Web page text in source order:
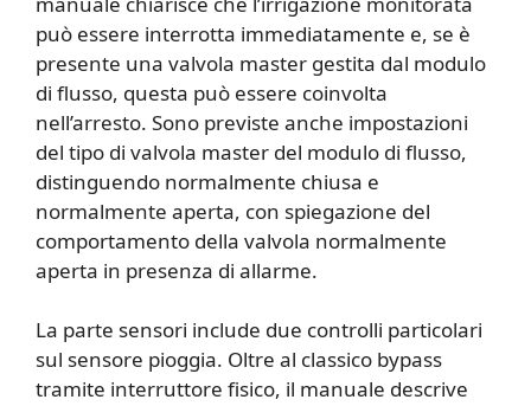
può essere interrotta immediatamente e, se è
presente una valvola master gestita dal modulo
di flusso, questa può essere coinvolta
nell’arresto. Sono previste anche impostazioni
del tipo di valvola master del modulo di flusso,
distinguendo normalmente chiusa e
normalmente aperta, con spiegazione del
comportamento della valvola normalmente
aperta in presenza di allarme.
La parte sensori include due controlli particolari
sul sensore pioggia. Oltre al classico bypass
tramite interruttore fisico, il manuale descrive